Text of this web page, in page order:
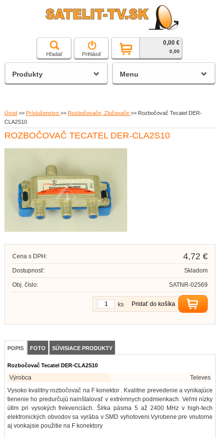
čierna a biela technika
satelitné prijímače
Hľadať Prihlásiť
0,00 €
0,00
Úvod >> Príslušenstvo >> Rozbočovače, Zlučovače >> Rozbočovač Tecatel DER-
CLA2S10
ROZBOČOVAČ TECATEL DER-CLA2S10
Cena s DPH: 4,72 €
Dostupnosť: Skladom
Obj. číslo: SATNR-02569
Pridať do košíka
ks
POPIS FOTO SÚVISIACE PRODUKTY
Rozbočovač Tecatel DER-CLA2S10
Výrobca
Televes
Vysoko kvalitny rozbočovač na F konektor . Kvalitne prevedenie a vynikajúce
tienenie ho predurčujú nainštalovať v extrémnych podmienkach. Veľmi nízky
útlm pri vysokých frekvenciách. Šírka pásma 5 až 2400 MHz v high-tech
elektronických obvodov sa vyrába v SMD vyhotoveni.Vyrobene pre vnutorne
aj vonkajsie použitie na F konektory
Produkty Menu